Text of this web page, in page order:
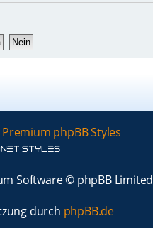
Premium phpBB Styles
Software © phpBB Limited
durch phpBB.de